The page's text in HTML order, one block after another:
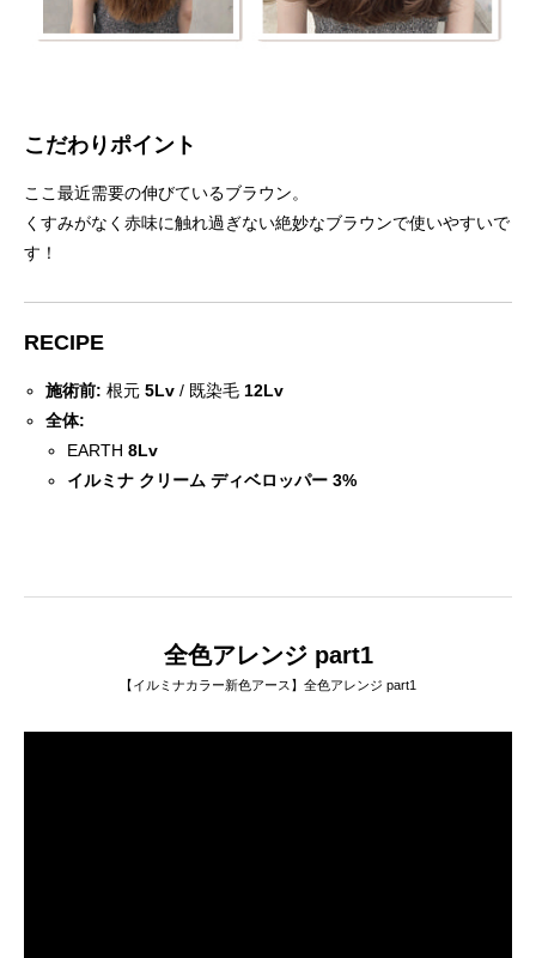
こだわりポイント
ここ最近需要の伸びているブラウン。
くすみがなく赤味に触れ過ぎない絶妙なブラウンで使いやすいで
す！
RECIPE
施術前: 根元5Lv / 既染毛 12Lv
全体:
EARTH8Lv
イルミナ クリーム ディベロッパー 3%
全色アレンジ part1
【イルミナカラー新色アース】全色アレンジ part1